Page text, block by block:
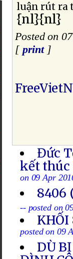
luận rút ra
{nl}{nl}
Posted on
[ print]
Đức
kết thúc
on 09 Apr
8406
-- posted on
posted on 09
DÙ